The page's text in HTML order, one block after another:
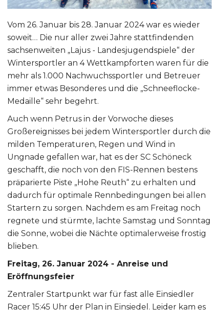
Vom 26. Januar bis 28. Januar 2024 war es wieder
soweit… Die nur aller zwei Jahre stattfindenden
sachsenweiten „Lajus - Landesjugendspiele“ der
Wintersportler an 4 Wettkampforten waren für die
mehr als 1.000 Nachwuchssportler und Betreuer
immer etwas Besonderes und die „Schneeflocke-
Medaille“ sehr begehrt.
Auch wenn Petrus in der Vorwoche dieses
Großereignisses bei jedem Wintersportler durch die
milden Temperaturen, Regen und Wind in
Ungnade gefallen war, hat es der SC Schöneck
geschafft, die noch von den FIS-Rennen bestens
präparierte Piste „Hohe Reuth“ zu erhalten und
dadurch für optimale Rennbedingungen bei allen
Startern zu sorgen. Nachdem es am Freitag noch
regnete und stürmte, lachte Samstag und Sonntag
die Sonne, wobei die Nächte optimalerweise frostig
blieben.
Freitag, 26. Januar 2024 - Anreise und
Eröffnungsfeier
Zentraler Startpunkt war für fast alle Einsiedler
Racer 15:45 Uhr der Plan in Einsiedel. Leider kam es